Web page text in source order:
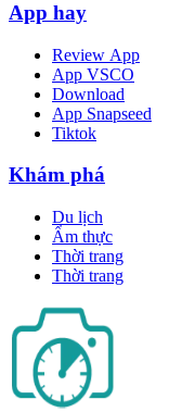
App hay
Review App
App VSCO
Download
App Snapseed
Tiktok
Khám phá
Du lịch
Ẩm thực
Thời trang
Thời trang